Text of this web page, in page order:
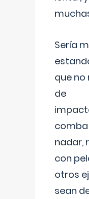
Sería
que
de
comba
nadar,
con
otros
sean